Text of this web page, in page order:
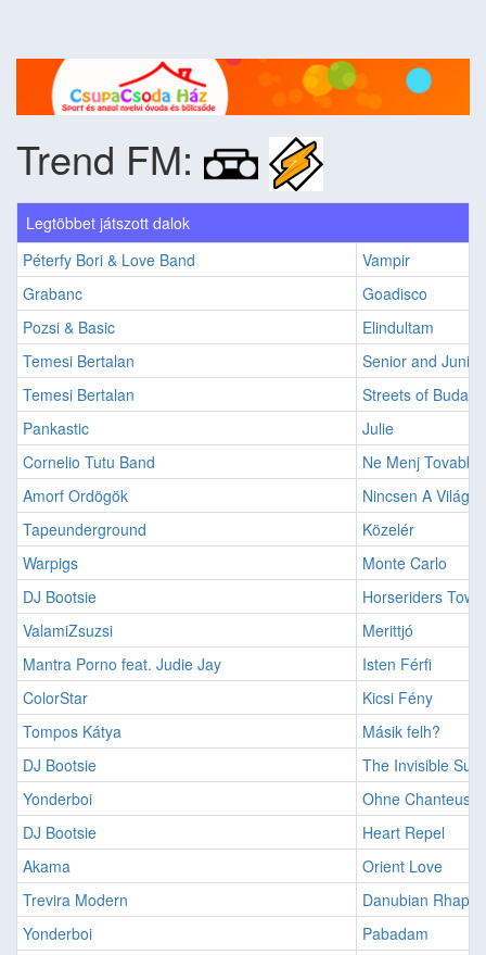
Trend FM:
Legtöbbet játszott dalok
Péterfy Bori & Love Band
Vampir
Grabanc
Goadisco
Pozsi & Basic
Elindultam
Temesi Bertalan
Senior and Junior
Temesi Bertalan
Streets of
Pankastic
Julie
Cornelio Tutu Band
Ne Menj Tovabb
Amorf Ordögök
Nincsen A Világon
Tapeunderground
Közelér
Warpigs
Monte Carlo
DJ Bootsie
Horseriders
ValamiZsuzsi
Merittjó
Mantra Porno feat. Judie Jay
Isten Férfi
ColorStar
Kicsi Fény
Tompos Kátya
Másik felh?
DJ Bootsie
The Invisible Suit
Yonderboi
Ohne Chanteuse
DJ Bootsie
Heart Repel
Akama
Orient Love
Trevira Modern
Danubian
Yonderboi
Pabadam